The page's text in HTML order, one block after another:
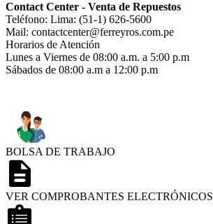
Contact Center - Venta de Repuestos
Teléfono: Lima: (51-1) 626-5600
Mail: contactcenter@ferreyros.com.pe
Horarios de Atención
Lunes a Viernes de 08:00 a.m. a 5:00 p.m
Sábados de 08:00 a.m a 12:00 p.m
BOLSA DE TRABAJO
VER COMPROBANTES ELECTRÓNICOS